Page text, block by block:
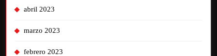
abril 2023
marzo 2023
febrero 2023